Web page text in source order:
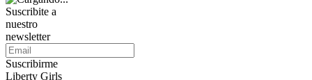
Suscribite a
nuestro
newsletter
Suscribirme
Liberty Girls